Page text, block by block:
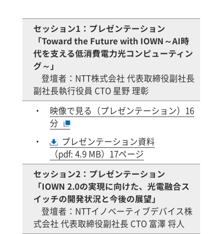
セッション1：プレゼンテーション
「Toward the Future with IOWN～AI時
代を支える低消費電力光コンピューティン
グ～」
登壇者：NTT株式会社 代表取締役副社長
副社長執行役員 CTO 星野 理彰
映像で見る（プレゼンテーション）16
分
プレゼンテーション資料
（pdf: 4.9 MB）17ページ
セッション2：プレゼンテーション
「IOWN 2.0の実現に向けた、光電融合ス
イッチの開発状況と今後の展望」
登壇者：NTTイノベーティブデバイス株
式会社 代表取締役副社長 CTO 富澤 将人